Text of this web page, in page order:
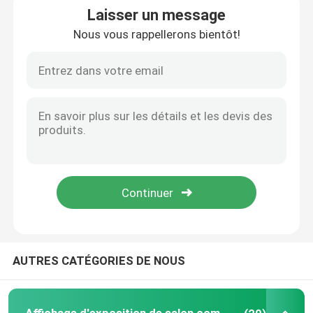
Affichage modulaire d'exposition
Trade Show Hanging Banner
Caisson lumineux de SEG
Présentoir de voûte
Laisser un message
Nous vous rappellerons bientôt!
AUTRES CATÉGORIES DE NOUS